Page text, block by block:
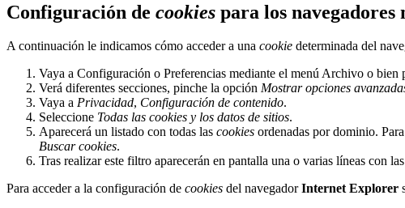
Configuración de cookies para los navegadores
A continuación le indicamos cómo acceder a una cookie determinada del
Vaya a Configuración o Preferencias mediante el menú Archivo o
Verá diferentes secciones, pinche la opción Mostrar opciones
Vaya a Privacidad, Configuración de contenido.
Seleccione Todas las cookies y los datos de sitios.
Aparecerá un listado con todas las cookies ordenadas por dominio.
Buscar cookies.
Tras realizar este filtro aparecerán en pantalla una o varias líneas con las
Para acceder a la configuración de cookies del navegadorInternet Explorer